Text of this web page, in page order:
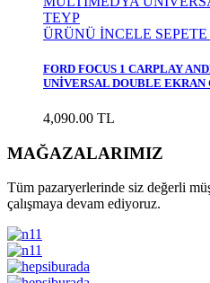
ÜRÜNÜ İNCELE
FORD FOCUS 1 CARPLAY
UNİVERSAL DOUBLE EKRAN
4,090.00 TL
MAĞAZALARIMIZ
Tüm pazaryerlerinde siz değerli
çalışmaya devam ediyoruz.